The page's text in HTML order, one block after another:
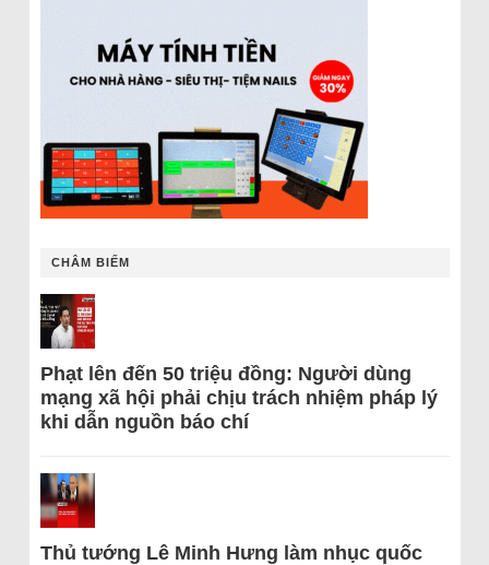
CHÂM BIẾM
Phạt lên đến 50 triệu đồng: Người dùng
mạng xã hội phải chịu trách nhiệm pháp lý
khi dẫn nguồn báo chí
Thủ tướng Lê Minh Hưng làm nhục quốc